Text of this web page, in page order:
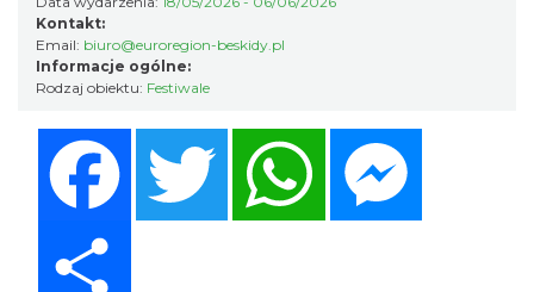
Pokazy tradycji - wyrób masła i sera w
Wisła
2026-08-19
9.39 km
Kontakt:
Email: biuro@euroregion-beskidy.pl
Informacje ogólne:
Rodzaj obiektu: Festiwale
Twitter WhatsApp